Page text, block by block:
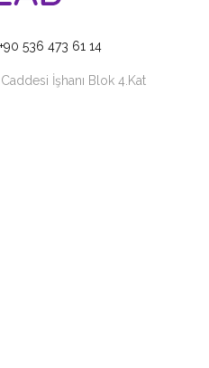
+90 536 473 61 14
İşhanı Blok 4.Kat